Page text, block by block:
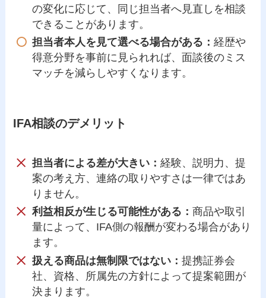
の変化に応じて、同じ担当者へ見直しを相談
できることがあります。
担当者本人を見て選べる場合がある： 経歴や
得意分野を事前に見られれば、面談後のミス
マッチを減らしやすくなります。
IFA相談のデメリット
担当者による差が大きい： 経験、説明力、提
案の考え方、連絡の取りやすさは一律ではあ
りません。
利益相反が生じる可能性がある： 商品や取引
量によって、IFA側の報酬が変わる場合があり
ます。
扱える商品は無制限ではない： 提携証券会
社、資格、所属先の方針によって提案範囲が
決まります。